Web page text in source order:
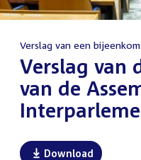
Verslag van een
:Verslag van
van de
Download